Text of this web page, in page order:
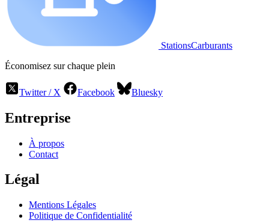
StationsCarburants
Économisez sur chaque plein
Twitter / X Facebook Bluesky
Entreprise
À propos
Contact
Légal
Mentions Légales
Politique de Confidentialité